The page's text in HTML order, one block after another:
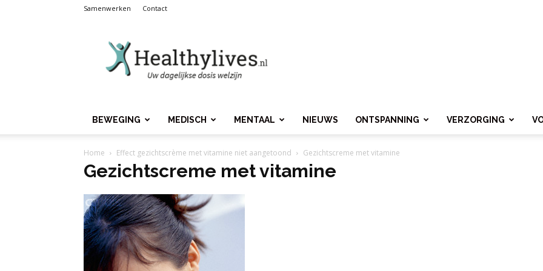
Samenwerken Contact
BEWEGING MEDISCH MENTAAL NIEUWS ONTSPANNING VERZORGING
Home Effect gezichtscrème met vitamine niet aangetoond Gezichtscreme met vitamine
Gezichtscreme met vitamine